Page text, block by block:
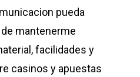
pueda
mantenerme
facilidades y
casinos y apuestas